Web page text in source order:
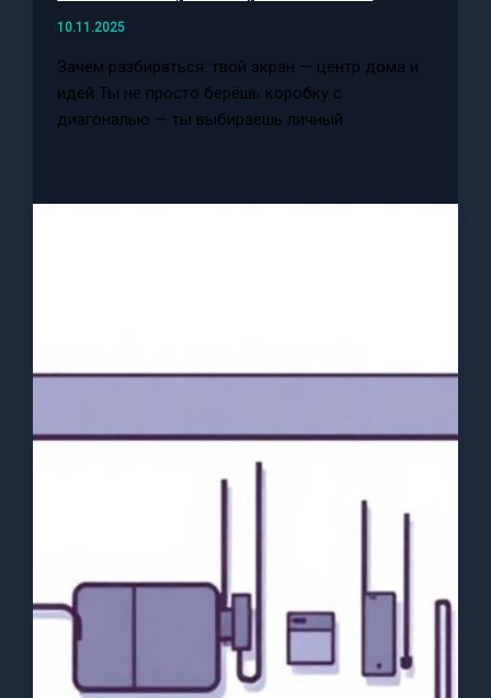
10.11.2025
Зачем разбираться: твой экран — центр дома и
идей Ты не просто берёшь коробку с
диагональю — ты выбираешь личный